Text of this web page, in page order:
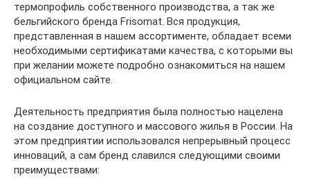
термопрофиль собственного производства, а так же
бельгийского бренда Frisomat. Вся продукция,
представленная в нашем ассортименте, обладает всеми
необходимыми сертификатами качества, с которыми вы
при желании можете подробно ознакомиться на нашем
официальном сайте.
Деятельность предприятия была полностью нацелена
на создание доступного и массового жилья в России. На
этом предприятии использовался непрерывный процесс
инноваций, а сам бренд славился следующими своими
преимуществами: